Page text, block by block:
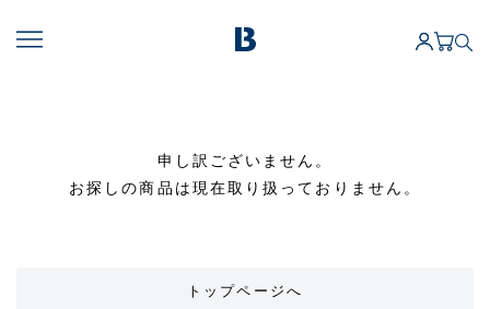
申し訳ございません。
お探しの商品は現在取り扱っておりません。
トップページへ